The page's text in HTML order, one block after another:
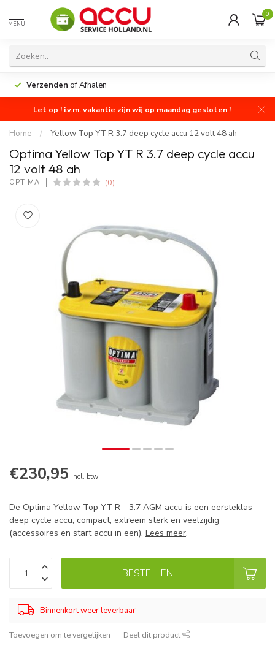
MENU
0
Verzenden of Afhalen
Let op ! i.v.m. vakantie zijn wij op maandag gesloten !
Home / Yellow Top YT R 3.7 deep cycle accu 12 volt 48 ah
Optima Yellow Top YT R 3.7 deep cycle accu
12 volt 48 ah
OPTIMA (0)
€230,95 Incl. btw
De Optima Yellow Top YT R - 3.7 AGM accu is een eersteklas
deep cycle accu, compact, extreem sterk en veelzijdig
(accessoires en start accu in een). Lees meer.
BESTELLEN
Binnenkort weer leverbaar
Toevoegen om te vergelijken Deel dit product